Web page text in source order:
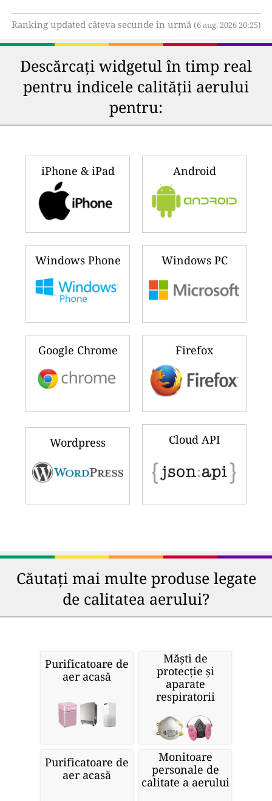
Ranking updated câteva secunde în urmă (6 aug. 2026 20:25)
Descărcați widgetul în timp real
pentru indicele calității aerului
pentru:
iPhone & iPad Android
Windows Phone Windows PC
Google Chrome Firefox
Wordpress Cloud API
Căutați mai multe produse legate
de calitatea aerului?
Purificatoare de
aer acasă
Măști de
protecție și
aparate
respiratorii
Purificatoare de
aer acasă
Monitoare
personale de
calitate a aerului